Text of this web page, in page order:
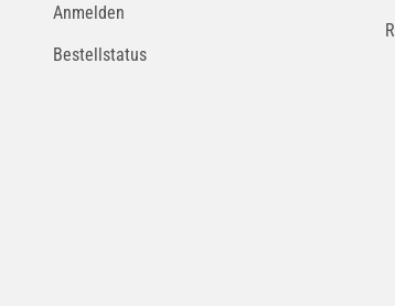
Anmelden
Bestellstatus